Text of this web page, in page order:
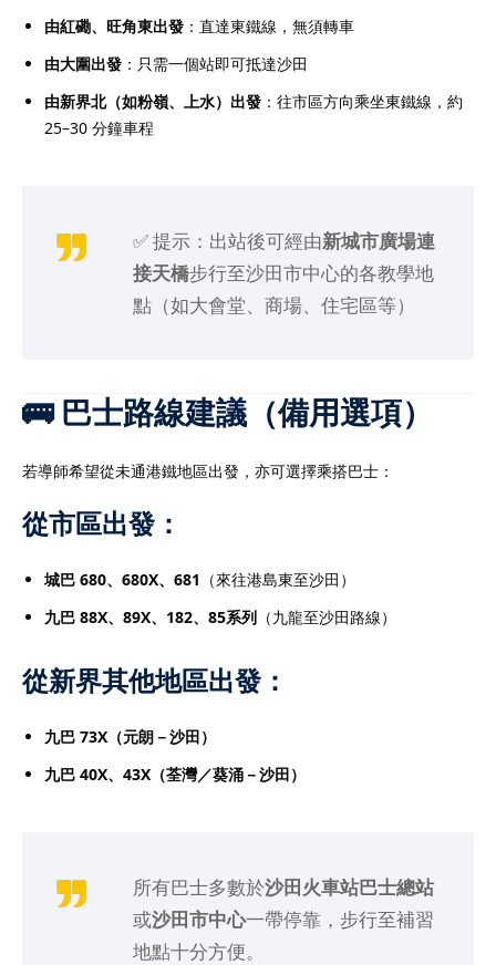
由紅磡、旺角東出發 ：直達東鐵線，無須轉車
由大圍出發 ：只需一個站即可抵達沙田
由新界北（如粉嶺、上水）出發 ：往市區方向乘坐東鐵線，約
25–30 分鐘車程
✅ 提示：出站後可經由新城市廣場連
接天橋步行至沙田市中心的各教學地
點（如大會堂、商場、住宅區等）
🚌 巴士路線建議（備用選項）
若導師希望從未通港鐵地區出發，亦可選擇乘搭巴士：
從市區出發：
城巴 680、680X、681 （來往港島東至沙田）
九巴 88X、89X、182、85系列 （九龍至沙田路線）
從新界其他地區出發：
九巴 73X（元朗－沙田）
九巴 40X、43X（荃灣／葵涌－沙田）
所有巴士多數於沙田火車站巴士總站
或沙田市中心一帶停靠，步行至補習
地點十分方便。